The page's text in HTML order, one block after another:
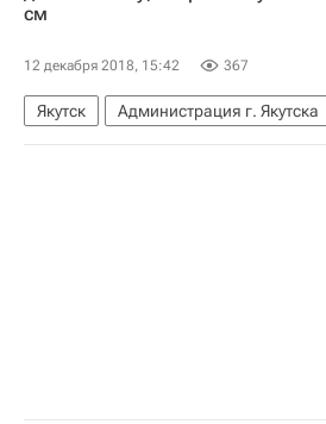
см
12 декабря 2018, 15:42 367
Якутск
Администрация г. Якутска
Новости - Недвижимость